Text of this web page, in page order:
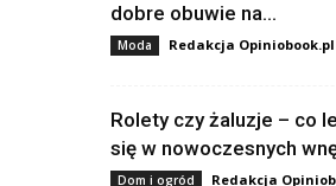
dobre obuwie na...
Moda Redakcja Opiniobook.pl
Rolety czy żaluzje – co
się w nowoczesnych
Dom i ogród Redakcja